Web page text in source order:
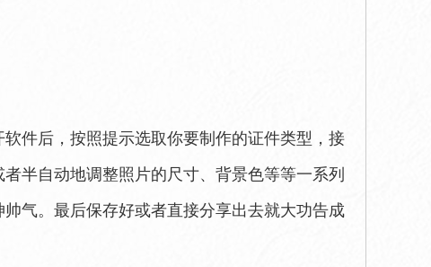
件后，按照提示选取你要制作的证件类型，接
半自动地调整照片的尺寸、背景色等等一系列
气。最后保存好或者直接分享出去就大功告成